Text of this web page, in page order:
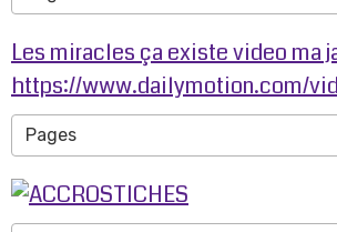
Les miracles ça existe video ma
https://www.dailymotion.com/